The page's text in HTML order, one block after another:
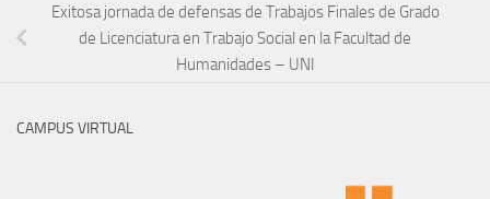
Exitosa jornada de defensas de Trabajos Finales de Grado
de Licenciatura en Trabajo Social en la Facultad de
Humanidades – UNI
CAMPUS VIRTUAL